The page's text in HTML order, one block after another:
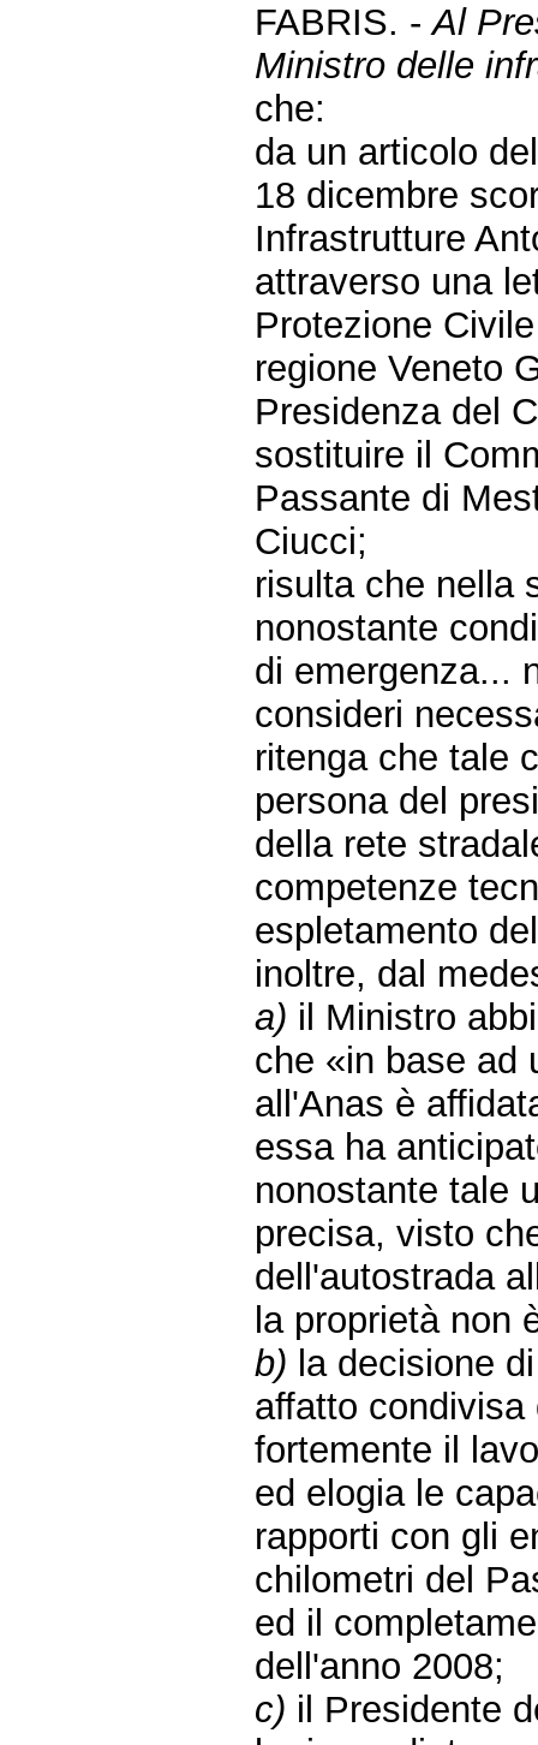
FABRIS. -Al
Ministro delle
che:
da un articolo
18 dicembre
Infrastrutture
attraverso una
Protezione
regione Veneto
Presidenza del
sostituire il
Passante di
Ciucci;
risulta che nella
nonostante
di emergenza...
consideri
ritenga che tale
persona del
della rete
competenze
espletamento
inoltre, dal
a) il Ministro
che «in base ad
all'Anas è
essa ha
nonostante tale
precisa, visto
dell'autostrada
la proprietà non
b) la decisione
affatto condivisa
fortemente il
ed elogia le
rapporti con gli
chilometri del
ed il
dell'anno 2008;
c) il Presidente